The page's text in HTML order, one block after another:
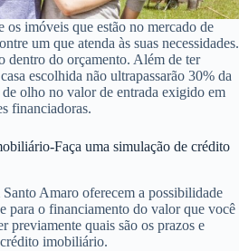
os imóveis que estão no mercado de
um que atenda às suas necessidades.
dentro do orçamento. Além de ter
escolhida não ultrapassarão 30% da
olho no valor de entrada exigido em
financiadoras.
Faça uma simulação de crédito
Amaro oferecem a possibilidade
para o financiamento do valor que você
previamente quais são os prazos e
imobiliário.